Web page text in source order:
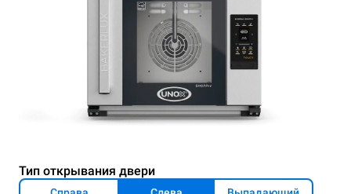
Тип открывания двери